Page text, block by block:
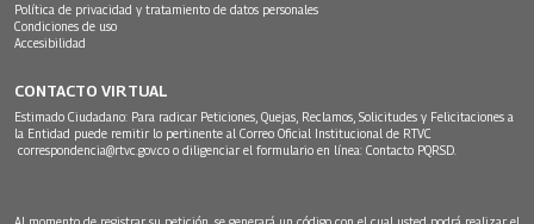
Política de privacidad y tratamiento de datos personales
Condiciones de uso
Accesibilidad
CONTACTO VIRTUAL
Estimado Ciudadano: Para radicar Peticiones, Quejas, Reclamos, Solicitudes y Felicitaciones a
la Entidad puede remitir lo pertinente al Correo Oficial Institucional de RTVC
correspondencia@rtvc.gov.co o diligenciar el formulario en línea: Contacto PQRSD.